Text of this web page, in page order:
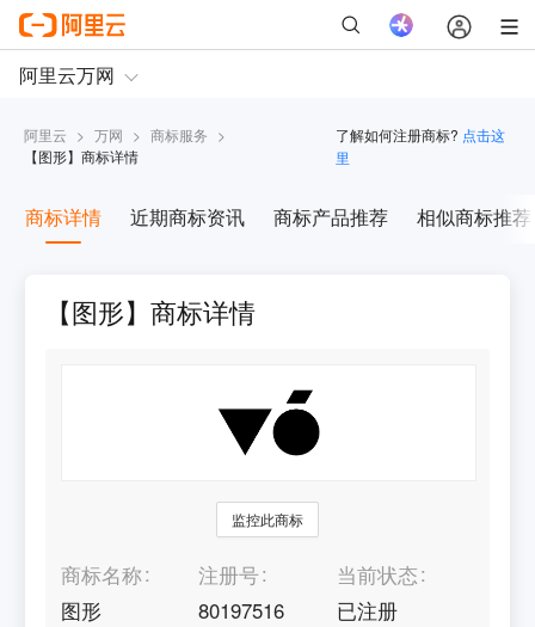
阿里云 > 万网 > 商标服务 >
【图形】商标详情
了解如何注册商标? 点击这
里
商标详情 近期商标资讯 商标产品推荐 相似商标推荐
【图形】商标详情
监控此商标
商标名称
图形
注册号
80197516
当前状态
已注册